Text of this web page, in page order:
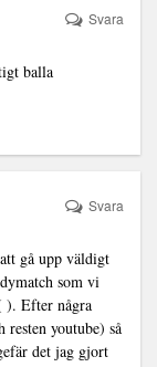
balla
Svara
gå upp väldigt
som vi
). Efter några
youtube) så
det jag gjort
Svara